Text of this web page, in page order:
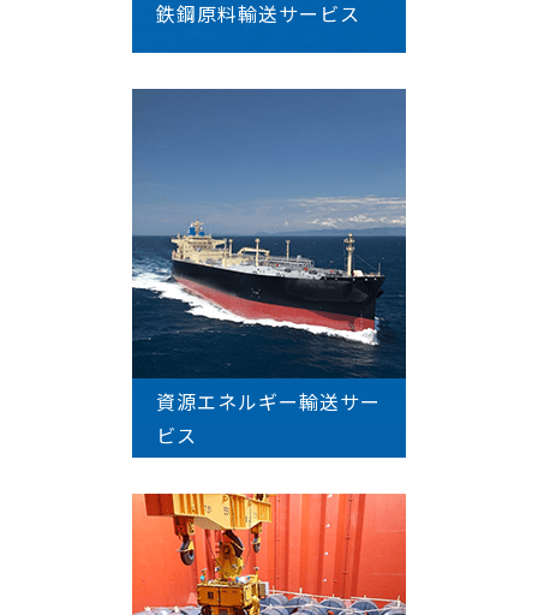
鉄鋼原料輸送サービス
資源エネルギー輸送サー
ビス